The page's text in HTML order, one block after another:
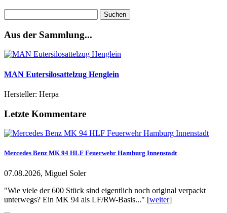
nach:
Aus der Sammlung...
MAN Eutersilosattelzug Henglein
Hersteller: Herpa
Letzte Kommentare
Mercedes Benz MK 94 HLF Feuerwehr Hamburg Innenstadt
07.08.2026, Miguel Soler
"Wie viele der 600 Stück sind eigentlich noch original verpackt
unterwegs? Ein MK 94 als LF/RW-Basis..." [weiter]